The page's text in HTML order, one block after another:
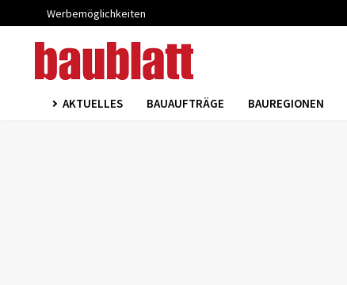
Werbemöglichkeiten
AKTUELLES BAUAUFTRÄGE BAUREGIONEN